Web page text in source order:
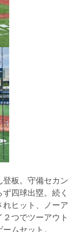
登板。守備セカン
四球出塁。続く
ヒット、ノーア
つでツーアウト
ムセット。